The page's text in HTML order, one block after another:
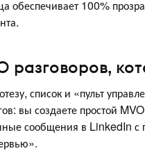
обеспечивает 100%
разговоров,
список и «пульт
вы создаете простой
сообщения в LinkedIn с